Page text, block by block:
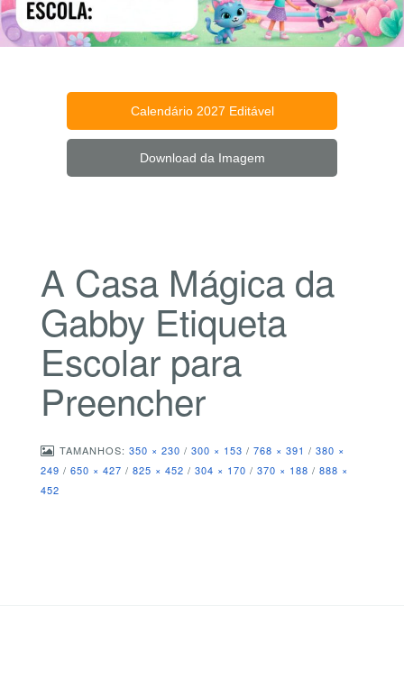
Calendário 2027 Editável
Download da Imagem
A Casa Mágica da
Gabby Etiqueta
Escolar para
Preencher
TAMANHOS: 350 × 230 / 300 × 153 / 768 × 391 / 380 ×
249 / 650 × 427 / 825 × 452 / 304 × 170 / 370 × 188 / 888 ×
452